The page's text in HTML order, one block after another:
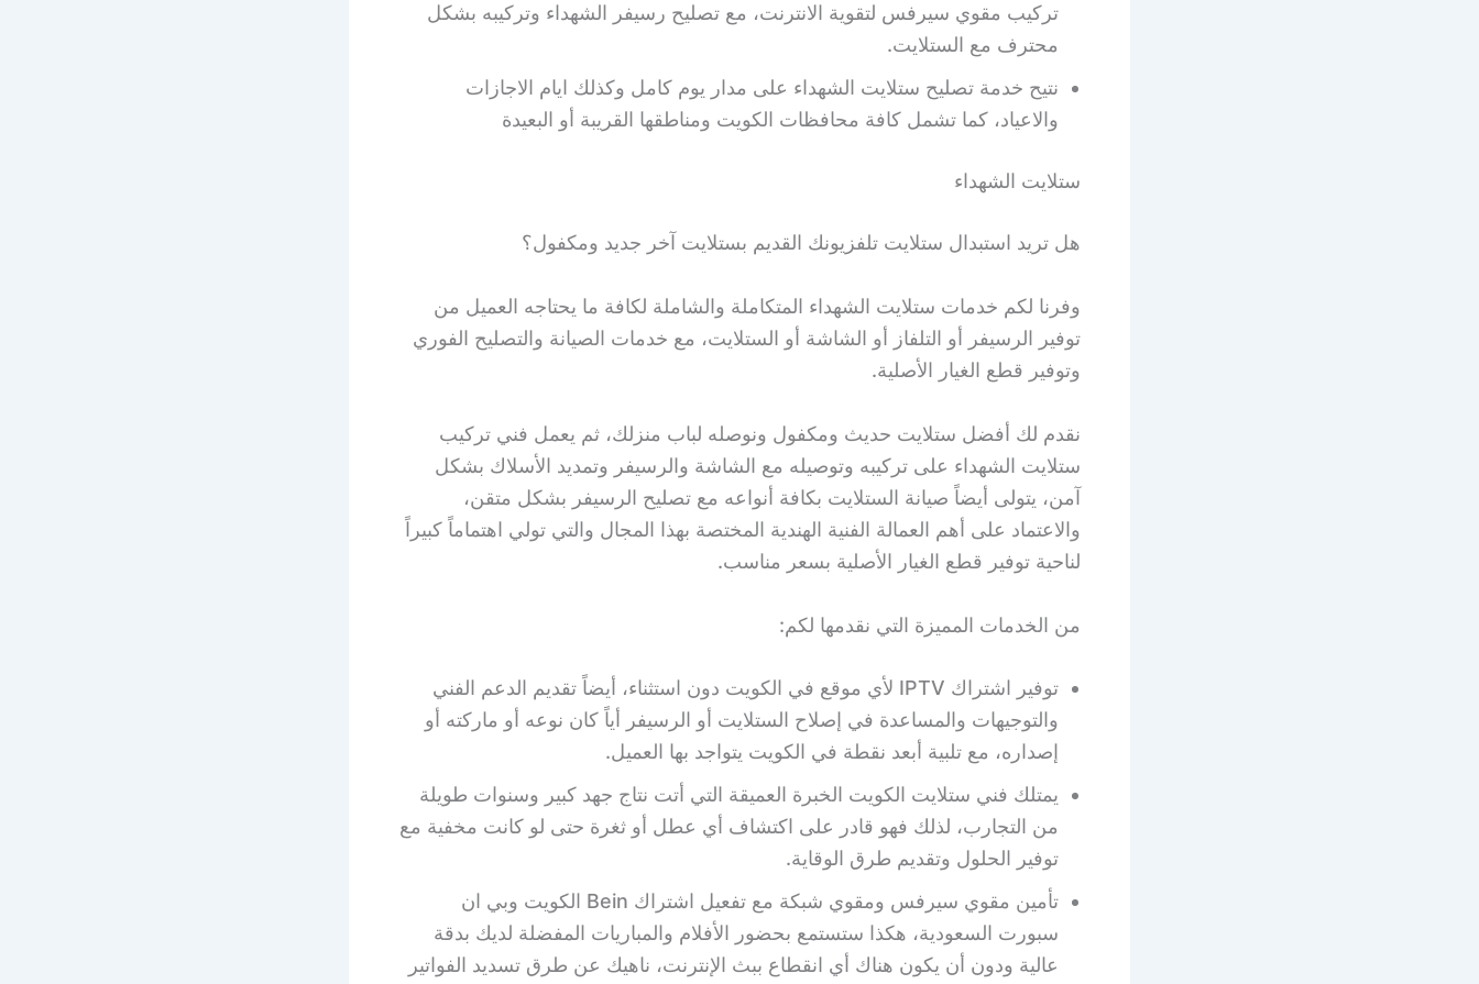
تركيب مقوي سيرفس لتقوية الانترنت، مع تصليح رسيفر الشهداء وتركيبه بشكل
محترف مع الستلايت.
نتيح خدمة تصليح ستلايت الشهداء على مدار يوم كامل وكذلك ايام الاجازات
والاعياد، كما تشمل كافة محافظات الكويت ومناطقها القريبة أو البعيدة
ستلايت الشهداء
هل تريد استبدال ستلايت تلفزيونك القديم بستلايت آخر جديد ومكفول؟
وفرنا لكم خدمات ستلايت الشهداء المتكاملة والشاملة لكافة ما يحتاجه العميل من
توفير الرسيفر أو التلفاز أو الشاشة أو الستلايت، مع خدمات الصيانة والتصليح الفوري
وتوفير قطع الغيار الأصلية.
نقدم لك أفضل ستلايت حديث ومكفول ونوصله لباب منزلك، ثم يعمل فني تركيب
ستلايت الشهداء على تركيبه وتوصيله مع الشاشة والرسيفر وتمديد الأسلاك بشكل
آمن، يتولى أيضاً صيانة الستلايت بكافة أنواعه مع تصليح الرسيفر بشكل متقن،
والاعتماد على أهم العمالة الفنية الهندية المختصة بهذا المجال والتي تولي اهتماماً كبيراً
لناحية توفير قطع الغيار الأصلية بسعر مناسب.
من الخدمات المميزة التي نقدمها لكم:
توفير اشتراك IPTV لأي موقع في الكويت دون استثناء، أيضاً تقديم الدعم الفني
والتوجيهات والمساعدة في إصلاح الستلايت أو الرسيفر أياً كان نوعه أو ماركته أو
إصداره، مع تلبية أبعد نقطة في الكويت يتواجد بها العميل.
يمتلك فني ستلايت الكويت الخبرة العميقة التي أتت نتاج جهد كبير وسنوات طويلة
من التجارب، لذلك فهو قادر على اكتشاف أي عطل أو ثغرة حتى لو كانت مخفية مع
توفير الحلول وتقديم طرق الوقاية.
تأمين مقوي سيرفس ومقوي شبكة مع تفعيل اشتراك Bein الكويت وبي ان
سبورت السعودية، هكذا ستستمع بحضور الأفلام والمباريات المفضلة لديك بدقة
عالية ودون أن يكون هناك أي انقطاع ببث الإنترنت، ناهيك عن طرق تسديد الفواتير